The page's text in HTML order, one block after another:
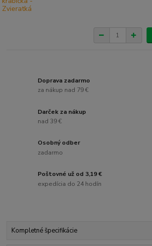
Doprava zadarmo
za nákup nad 79 €
Darček za nákup
nad 39 €
Osobný odber
zadarmo
Poštovné už od 3,19 €
expedícia do 24 hodín
Kompletné špecifikácie